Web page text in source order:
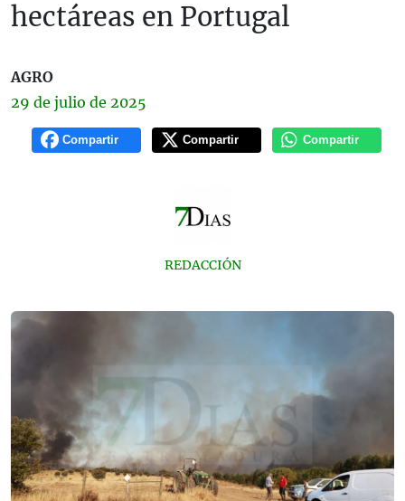
hectáreas en Portugal
AGRO
29 de julio de 2025
Compartir Compartir Compartir
REDACCIÓN